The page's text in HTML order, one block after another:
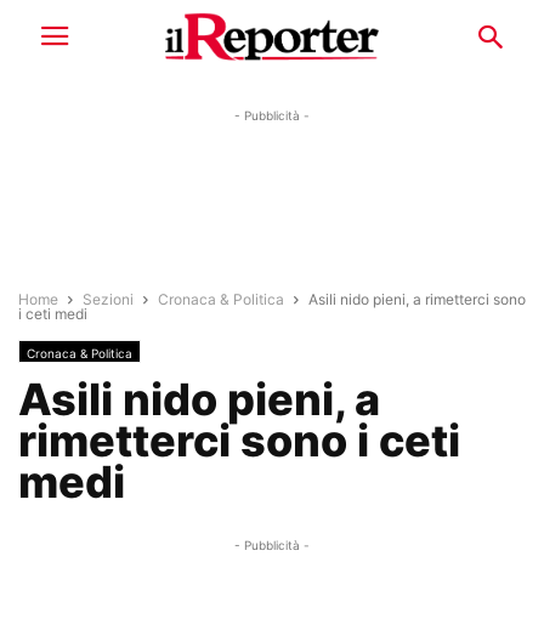
- Pubblicità -
Home Sezioni Cronaca & Politica
Asili nido pieni, a rimetterci sono
i ceti medi
Cronaca & Politica
Asili nido pieni, a
rimetterci sono i ceti
medi
- Pubblicità -